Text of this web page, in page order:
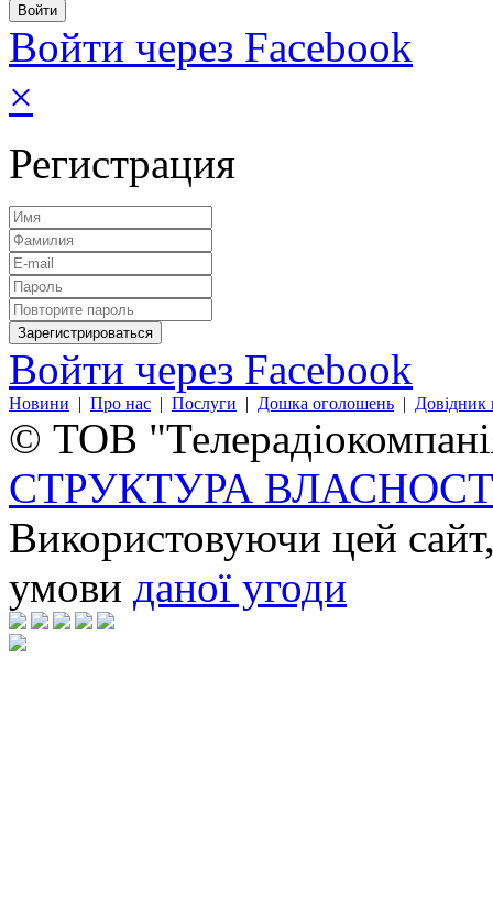
Войти через Facebook
×
Регистрация
Войти через Facebook
Новини | Про нас | Послуги | Дошка оголошень | Довідник
© ТОВ
СТРУКТУРА
Використовуючи цей
умови даної угоди